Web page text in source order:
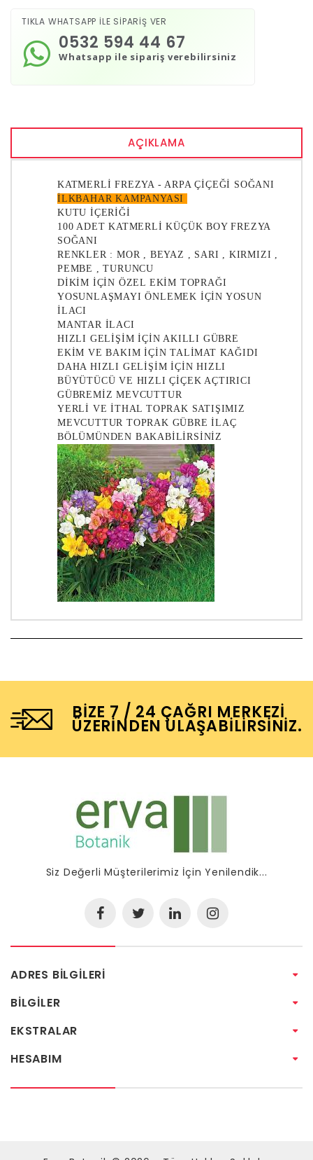
TIKLA WHATSAPP İLE SİPARİŞ VER
Whatsapp ile sipariş verebilirsiniz
0532 594 44 67
AÇIKLAMA
KATMERLİ FREZYA - ARPA ÇİÇEĞİ SOĞANI
İLKBAHAR KAMPANYASI
KUTU İÇERİĞİ
100 ADET KATMERLİ KÜÇÜK BOY FREZYA
SOĞANI
RENKLER : MOR , BEYAZ , SARI , KIRMIZI ,
PEMBE , TURUNCU
DİKİM İÇİN ÖZEL EKİM TOPRAĞI
YOSUNLAŞMAYI ÖNLEMEK İÇİN YOSUN
İLACI
MANTAR İLACI
HIZLI GELİŞİM İÇİN AKILLI GÜBRE
EKİM VE BAKIM İÇİN TALİMAT KAĞIDI
DAHA HIZLI GELİŞİM İÇİN HIZLI
BÜYÜTÜCÜ VE HIZLI ÇİÇEK AÇTIRICI
GÜBREMİZ MEVCUTTUR
YERLİ VE İTHAL TOPRAK SATIŞIMIZ
MEVCUTTUR TOPRAK GÜBRE İLAÇ
BÖLÜMÜNDEN BAKABİLİRSİNİZ
BIZE 7 / 24 ÇAĞRI MERKEZI
ÜZERINDEN ULAŞABILIRSINIZ.
Siz Değerli Müşterilerimiz İçin Yenilendik...
ADRES BILGILERI
BILGILER
EKSTRALAR
HESABIM